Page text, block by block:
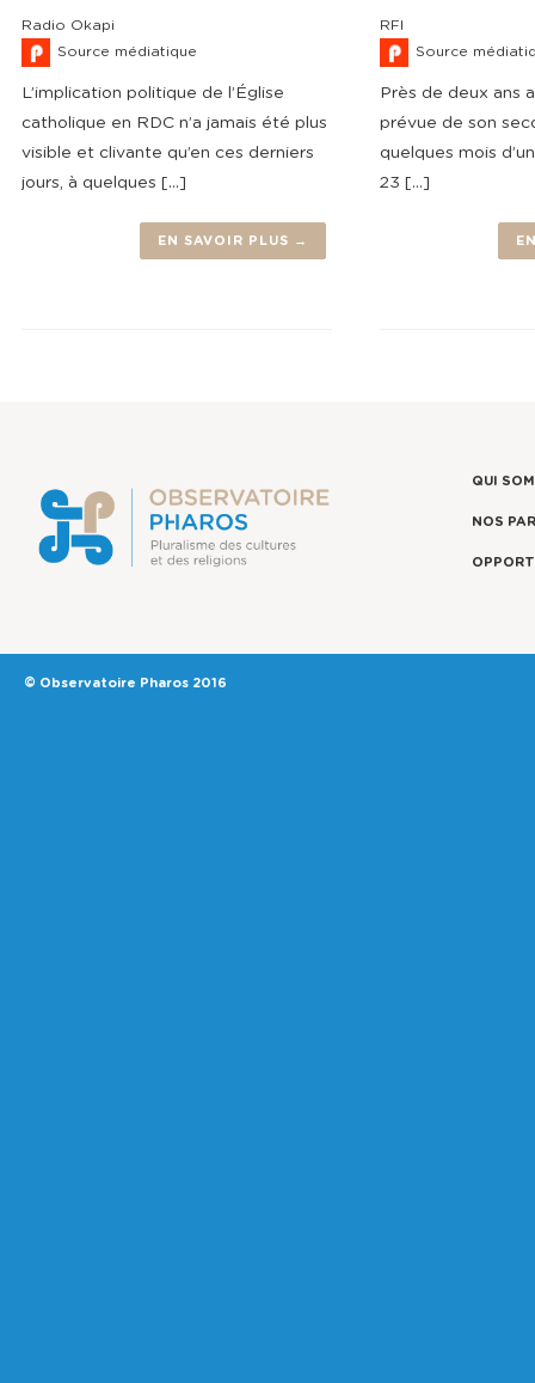
Radio Okapi
Source médiatique
L’implication politique de l’Église
catholique en RDC n’a jamais été plus
visible et clivante qu’en ces derniers
jours, à quelques […]
EN SAVOIR PLUS →
RFI
Source
Près de deux ans
prévue de son
quelques mois
23 […]
QUI
NOS
© Observatoire Pharos 2016